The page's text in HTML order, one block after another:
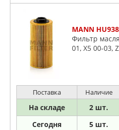
MANN
Фильтр
01, X5 00-03,
Поставка Наличие
На складе 2 шт.
Сегодня 5 шт.